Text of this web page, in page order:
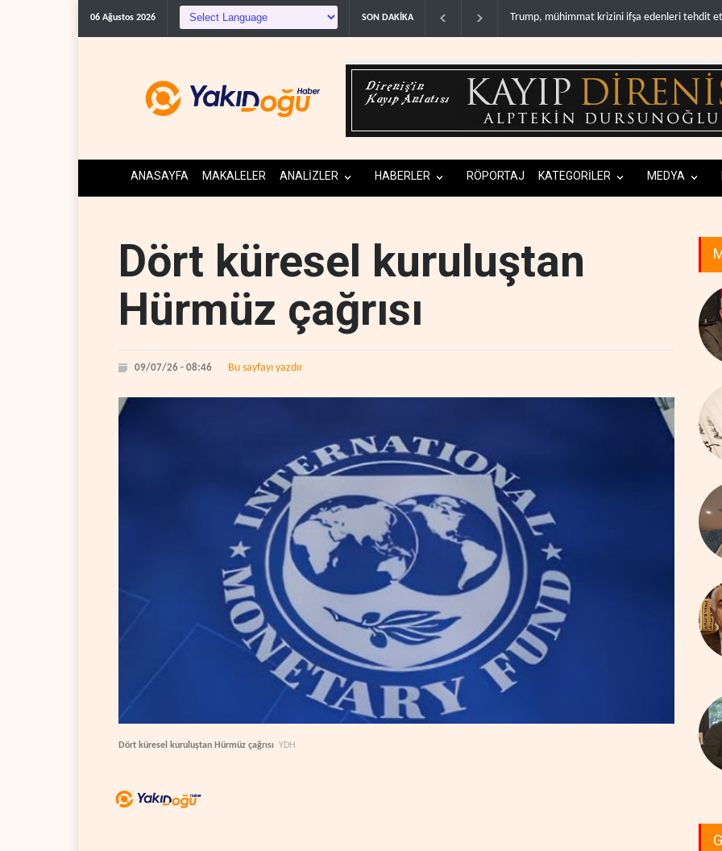
06 Ağustos 2026 SON DAKİKA
Trump, mühimmat krizini ifşa edenleri tehdit etti.. Demokratlar: Trump Batı Şeria'da işgalci
ANASAYFA MAKALELER ANALİZLER HABERLER RÖPORTAJ KATEGORİLER MEDYA
Dört küresel kuruluştan
Hürmüz çağrısı
09/07/26 - 08:46 Bu sayfayı yazdır
Dört küresel kuruluştan Hürmüz çağrısı YDH